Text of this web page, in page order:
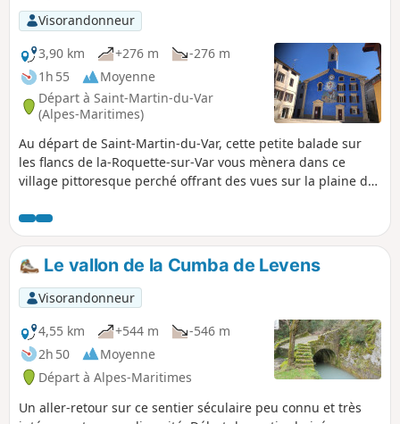
Visorandonneur
3,90 km
+276 m
-276 m
1h 55
Moyenne
Départ à Saint-Martin-du-Var
(Alpes-Maritimes)
Au départ de Saint-Martin-du-Var, cette petite balade sur
les flancs de la-Roquette-sur-Var vous mènera dans ce
village pittoresque perché offrant des vues sur la plaine du
de la Vésubie.
Le vallon de la Cumba de Levens
Visorandonneur
4,55 km
+544 m
-546 m
2h 50
Moyenne
Départ à Alpes-Maritimes
Un aller-retour sur ce sentier séculaire peu connu et très